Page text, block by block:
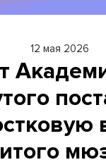
12 мая 2026